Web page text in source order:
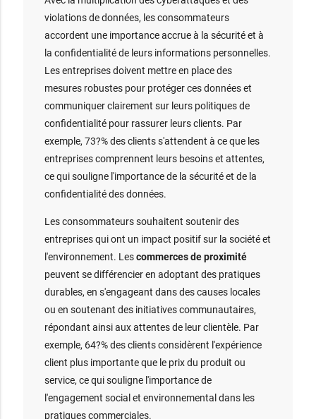
violations de données, les consommateurs
accordent une importance accrue à la sécurité et à
la confidentialité de leurs informations personnelles.
Les entreprises doivent mettre en place des
mesures robustes pour protéger ces données et
communiquer clairement sur leurs politiques de
confidentialité pour rassurer leurs clients. Par
exemple, 73?% des clients s'attendent à ce que les
entreprises comprennent leurs besoins et attentes,
ce qui souligne l'importance de la sécurité et de la
confidentialité des données.
Les consommateurs souhaitent soutenir des
entreprises qui ont un impact positif sur la société et
l'environnement. Lescommerces de proximité
peuvent se différencier en adoptant des pratiques
durables, en s'engageant dans des causes locales
ou en soutenant des initiatives communautaires,
répondant ainsi aux attentes de leur clientèle. Par
exemple, 64?% des clients considèrent l'expérience
client plus importante que le prix du produit ou
service, ce qui souligne l'importance de
l'engagement social et environnemental dans les
pratiques commerciales.